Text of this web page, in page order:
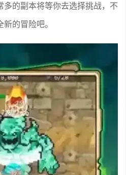
的副本将等你去选择挑战，不
的冒险吧。